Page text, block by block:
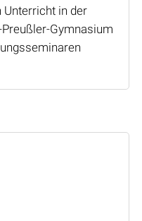
Unterricht in der
Gymnasium